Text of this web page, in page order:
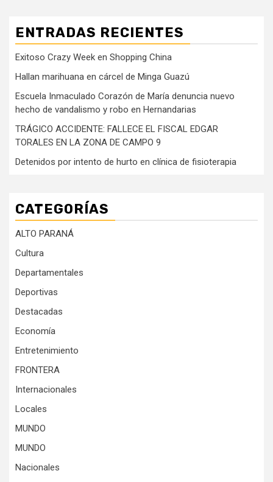
ENTRADAS RECIENTES
Exitoso Crazy Week en Shopping China
Hallan marihuana en cárcel de Minga Guazú
Escuela Inmaculado Corazón de María denuncia nuevo
hecho de vandalismo y robo en Hernandarias
TRÁGICO ACCIDENTE: FALLECE EL FISCAL EDGAR
TORALES EN LA ZONA DE CAMPO 9
Detenidos por intento de hurto en clínica de fisioterapia
CATEGORÍAS
ALTO PARANÁ
Cultura
Departamentales
Deportivas
Destacadas
Economía
Entretenimiento
FRONTERA
Internacionales
Locales
MUNDO
MUNDO
Nacionales